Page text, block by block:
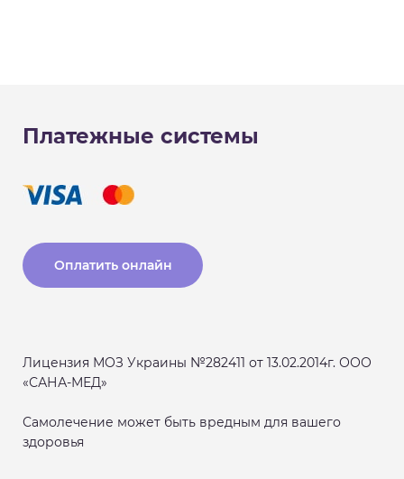
Платежные системы
Оплатить онлайн
Лицензия МОЗ Украины №282411 от 13.02.2014г. ООО
«САНА-МЕД»
Самолечение может быть вредным для вашего
здоровья